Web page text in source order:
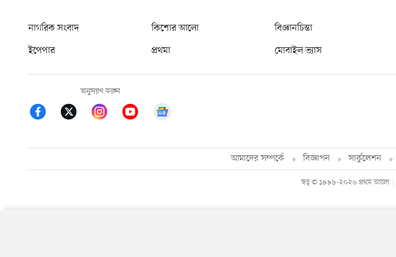
নাগরিক সংবাদ কিশোর আলো বিজ্ঞানচিন্তা
ইপেপার
প্রথমা মোবাইল ভ্যাস
অনুসরণ করুন
আমাদের সম্পর্কে বিজ্ঞাপন সার্কুলেশন
স্বত্ব © ১৯৯৮-২০২৬ প্রথম আলো